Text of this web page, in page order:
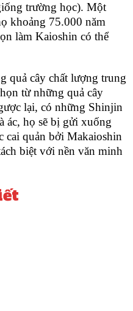
trường học). Một
khoảng 75.000 năm
làm Kaioshin có thể
quả cây chất lượng trung
từ những quả cây
lại, có những Shinjin
ác, họ sẽ bị gửi xuống
cai quản bởi Makaioshin
biệt với nền văn minh